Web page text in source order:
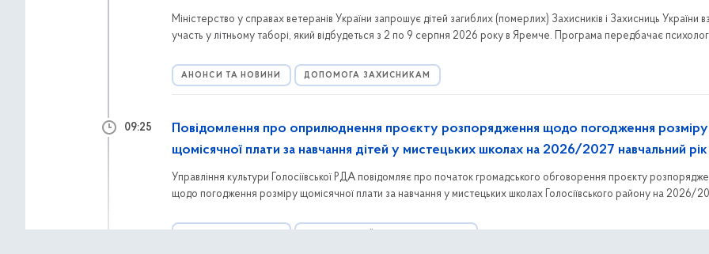
Міністерство у справах ветеранів України запрошує дітей загиблих (померлих) Захисників і Захисниць України
участь у літньому таборі, який відбудеться з 2 по 9 серпня 2026 року в Яремче. Програма передбачає
АНОНСИ ТА НОВИНИ ДОПОМОГА ЗАХИСНИКАМ
Повідомлення про оприлюднення проєкту розпорядження щодо погодження розміру
щомісячної плати за навчання дітей у мистецьких школах на 2026/2027 навчальний рік
Управління культури Голосіївської РДА повідомляє про початок громадського обговорення проєкту
щодо погодження розміру щомісячної плати за навчання у мистецьких школах Голосіївського району на 2026/
відповідно до законодавства України.
09:25